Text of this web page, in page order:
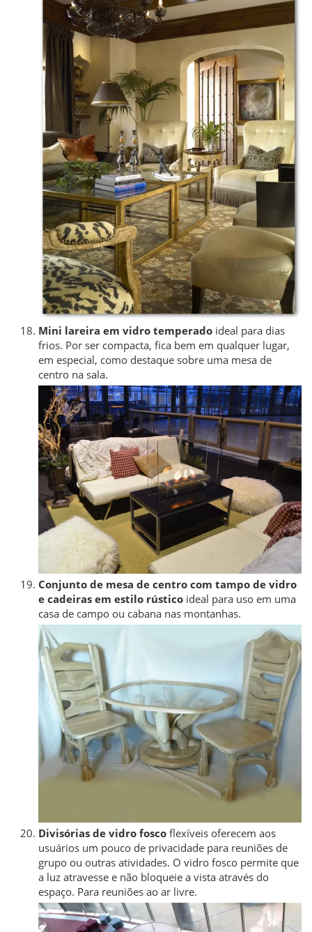
Mini lareira em vidro temperado ideal para dias
frios. Por ser compacta, fica bem em qualquer lugar,
em especial, como destaque sobre uma mesa de
centro na sala.
Conjunto de mesa de centro com tampo de vidro
e cadeiras em estilo rústico ideal para uso em uma
casa de campo ou cabana nas montanhas.
Divisórias de vidro fosco flexíveis oferecem aos
usuários um pouco de privacidade para reuniões de
grupo ou outras atividades. O vidro fosco permite que
a luz atravesse e não bloqueie a vista através do
espaço. Para reuniões ao ar livre.